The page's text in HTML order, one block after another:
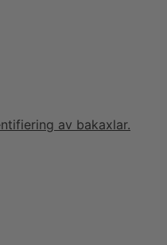
av bakaxlar.